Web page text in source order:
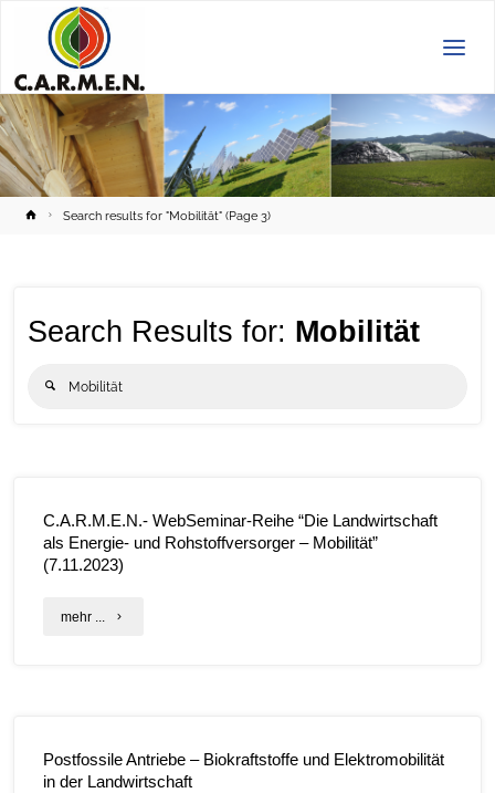
HomeSearch results for "Mobilität"(Page 3)
Search Results for: Mobilität
Search
C.A.R.M.E.N.- WebSeminar-Reihe “Die Landwirtschaft
als Energie- und Rohstoffversorger – Mobilität”
(7.11.2023)
mehr ... "C.A.R.M.E.N.-
Postfossile Antriebe – Biokraftstoffe und Elektromobilität
in der Landwirtschaft